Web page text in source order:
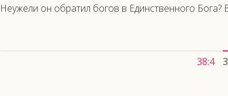
Неужели он обратил богов в Единственного Бога?
38:4